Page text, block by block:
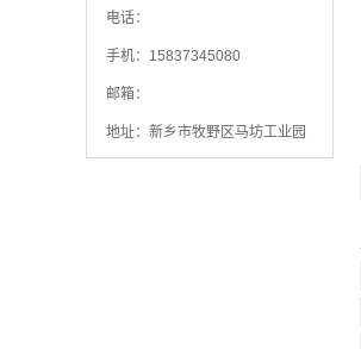
电话：
手机：15837345080
邮箱：
地址：新乡市牧野区马坊工业园